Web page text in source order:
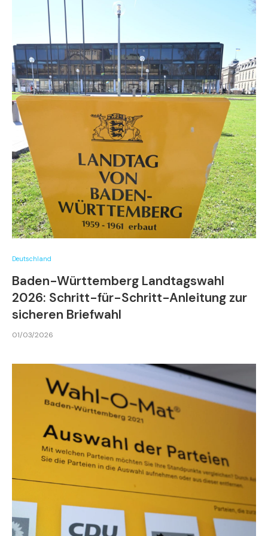
Deutschland
Baden-Württemberg Landtagswahl
2026: Schritt-für-Schritt-Anleitung zur
sicheren Briefwahl
01/03/2026